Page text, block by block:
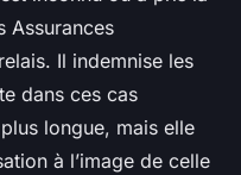
Assurances
Il indemnise les
dans ces cas
longue, mais elle
à l’image de celle